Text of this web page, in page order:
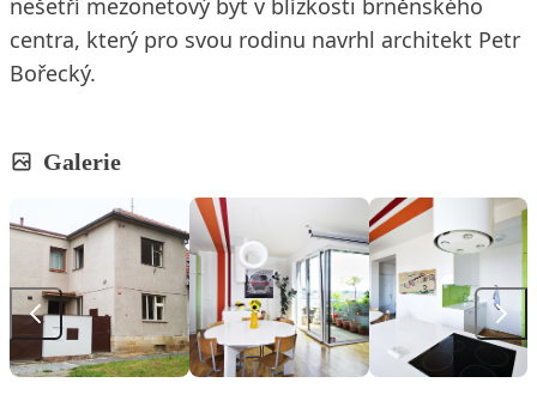
centra, který pro svou rodinu navrhl architekt Petr
Bořecký.
Galerie